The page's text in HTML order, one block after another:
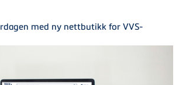
med ny nettbutikk for VVS-